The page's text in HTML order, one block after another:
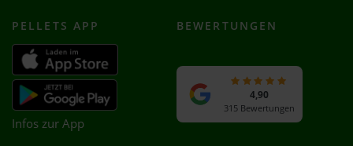
PELLETS APP
Infos zur App
BEWERTUNGEN
4,90
315 Bewertungen